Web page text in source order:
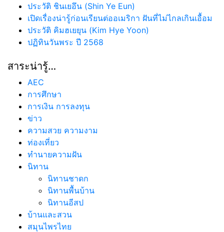
ประวัติ ชินเยอึน (Shin Ye Eun)
เปิดเรื่องน่ารู้ก่อนเรียนต่ออเมริกา ฝันที่ไม่ไกลเกินเอื้อม
ประวัติ คิมฮเยยุน (Kim Hye Yoon)
ปฏิทินวันพระ ปี 2568
สาระน่ารู้…
AEC
การศึกษา
การเงิน การลงทุน
ข่าว
ความสวย ความงาม
ท่องเที่ยว
ทํานายความฝัน
นิทาน
นิทานชาดก
นิทานพื้นบ้าน
นิทานอีสป
บ้านและสวน
สมุนไพรไทย